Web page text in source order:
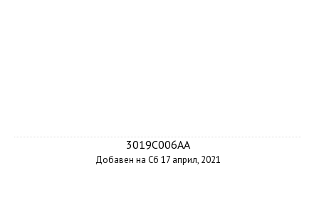
3019C006AA
Добавен на Сб 17 април, 2021